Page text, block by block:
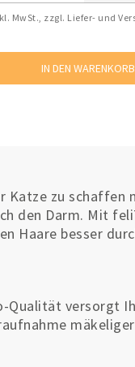
MwSt., zzgl. Liefer- und
Katze zu schaffen
den Darm. Mit
Haare besser
Qualität versorgt